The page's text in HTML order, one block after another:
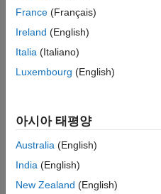
France (Français)
Ireland (English)
Italia (Italiano)
Luxembourg (English)
아시아 태평양
Australia (English)
India (English)
New Zealand (English)